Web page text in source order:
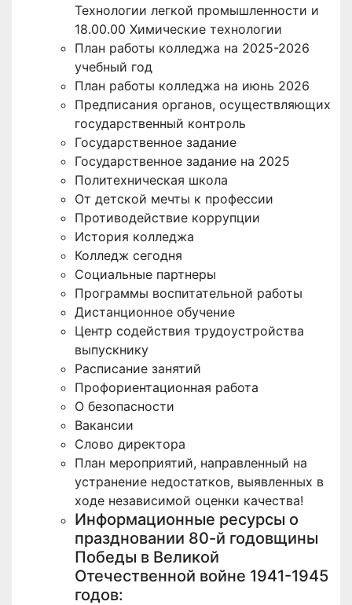
Технологии легкой промышленности и
18.00.00 Химические технологии
План работы колледжа на 2025-2026
учебный год
План работы колледжа на июнь 2026
Предписания органов, осуществляющих
государственный контроль
Государственное задание
Государственное задание на 2025
Политехническая школа
От детской мечты к профессии
Противодействие коррупции
История колледжа
Колледж сегодня
Социальные партнеры
Программы воспитательной работы
Дистанционное обучение
Центр содействия трудоустройства
выпускнику
Расписание занятий
Профориентационная работа
О безопасности
Вакансии
Слово директора
План мероприятий, направленный на
устранение недостатков, выявленных в
ходе независимой оценки качества!
Информационные ресурсы о
праздновании 80-й годовщины
Победы в Великой
Отечественной войне 1941-1945
годов: